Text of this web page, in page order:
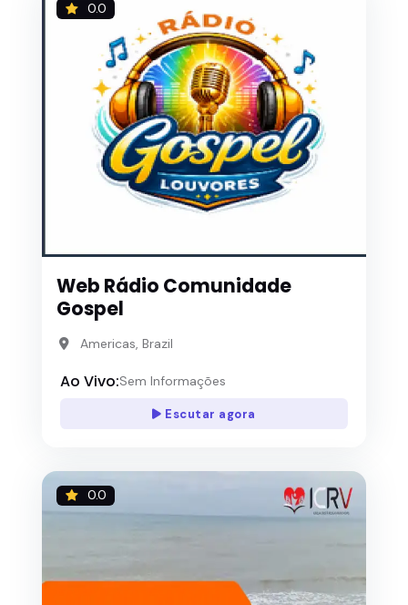
0.0
Web Rádio Comunidade
Gospel
Americas, Brazil
Ao Vivo:Sem Informações
Escutar agora
0.0